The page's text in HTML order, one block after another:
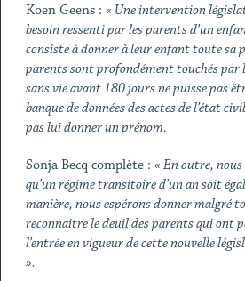
Koen Geens : « Une intervention
besoin ressenti par les parents d’un
consiste à donner à leur enfant toute sa
parents sont profondément touchés par
sans vie avant 180 jours ne puisse pas
banque de données des actes de l’état
pas lui donner un prénom.
Sonja Becq complète : « En outre,
qu’un régime transitoire d’un an soit
manière, nous espérons donner malgré
reconnaitre le deuil des parents qui ont
l’entrée en vigueur de cette nouvelle
».